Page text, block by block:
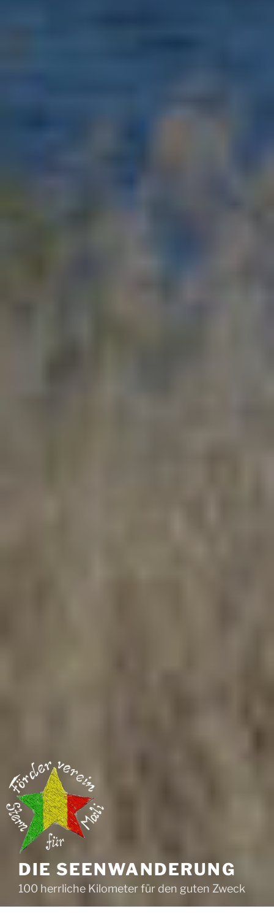
DIE SEENWANDERUNG
100 herrliche Kilometer für den guten Zweck